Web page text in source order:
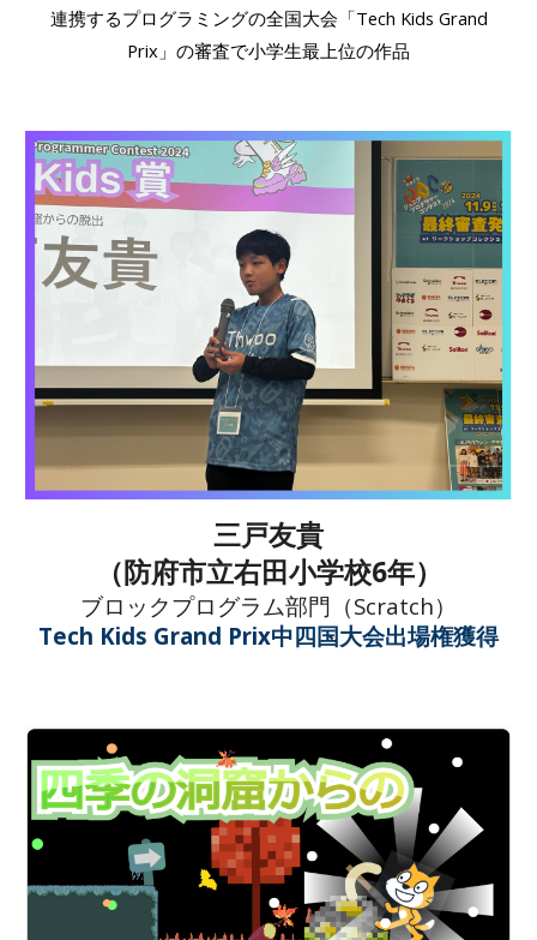
連携するプログラミングの全国大会「Tech Kids Grand
Prix」の審査で小学生最上位の作品
三戸友貴
（防府市立右田小学校6年）
ブロックプログラム部門（Scratch）
Tech Kids Grand Prix中四国大会出場権獲得